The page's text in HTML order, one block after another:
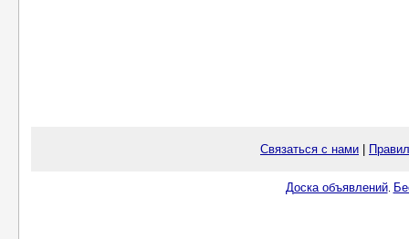
Связаться с нами
Доска объявлений.